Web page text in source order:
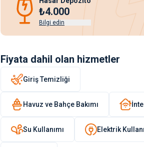
₺4.000
Bilgi edin
Fiyata dahil olan hizmetler
Giriş Temizliği
Havuz ve Bahçe Bakımı
Su Kullanımı Elektrik